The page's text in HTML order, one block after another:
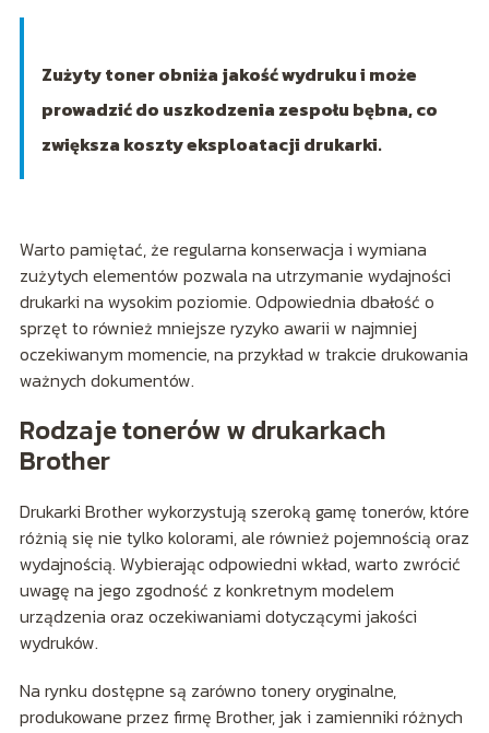
Zużyty toner obniża jakość wydruku i może
prowadzić do uszkodzenia zespołu bębna, co
zwiększa koszty eksploatacji drukarki.
Warto pamiętać, że regularna konserwacja i wymiana
zużytych elementów pozwala na utrzymanie wydajności
drukarki na wysokim poziomie. Odpowiednia dbałość o
sprzęt to również mniejsze ryzyko awarii w najmniej
oczekiwanym momencie, na przykład w trakcie drukowania
ważnych dokumentów.
Rodzaje tonerów w drukarkach
Brother
Drukarki Brother wykorzystują szeroką gamę tonerów, które
różnią się nie tylko kolorami, ale również pojemnością oraz
wydajnością. Wybierając odpowiedni wkład, warto zwrócić
uwagę na jego zgodność z konkretnym modelem
urządzenia oraz oczekiwaniami dotyczącymi jakości
wydruków.
Na rynku dostępne są zarówno tonery oryginalne,
produkowane przez firmę Brother, jak i zamienniki różnych